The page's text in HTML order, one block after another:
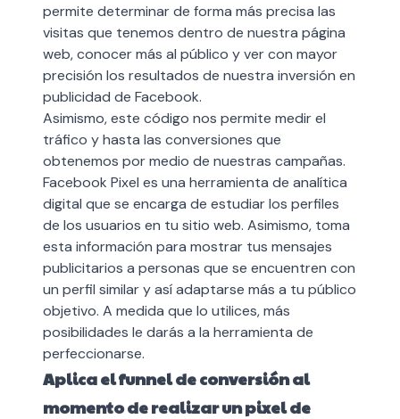
permite determinar de forma más precisa las
visitas que tenemos dentro de nuestra página
web, conocer más al público y ver con mayor
precisión los resultados de nuestra inversión en
publicidad de Facebook.
Asimismo, este código nos permite medir el
tráfico y hasta las conversiones que
obtenemos por medio de nuestras campañas.
Facebook Pixel es una herramienta de analítica
digital que se encarga de estudiar los perfiles
de los usuarios en tu sitio web. Asimismo, toma
esta información para mostrar tus mensajes
publicitarios a personas que se encuentren con
un perfil similar y así adaptarse más a tu público
objetivo. A medida que lo utilices, más
posibilidades le darás a la herramienta de
perfeccionarse.
Aplica el funnel de conversión al
momento de realizar un pixel de